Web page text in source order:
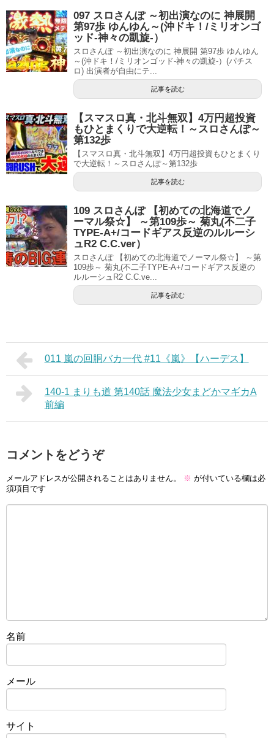
097 スロさんぽ ～初出演なのに 神展開
第97歩 ゆんゆん～(沖ドキ！/ミリオンゴ
ッド-神々の凱旋-）
スロさんぽ ～初出演なのに 神展開 第97歩 ゆんゆん
～(沖ドキ！/ミリオンゴッド-神々の凱旋-）(パチス
ロ) 出演者が自由にテ...
記事を読む
【スマスロ真・北斗無双】4万円超投資
もひとまくりで大逆転！～スロさんぽ～
第132歩
【スマスロ真・北斗無双】4万円超投資もひとまくり
で大逆転！～スロさんぽ～第132歩
記事を読む
109 スロさんぽ 【初めての北海道でノ
ーマル祭☆】 ～第109歩～ 菊丸(不二子
TYPE-A+/コードギアス反逆のルルーシ
ュR2 C.C.ver）
スロさんぽ 【初めての北海道でノーマル祭☆】 ～第
109歩～ 菊丸(不二子TYPE-A+/コードギアス反逆の
ルルーシュR2 C.C.ve...
記事を読む
011 嵐の回胴バカ一代 #11《嵐》【ハーデス】
140-1 まりも道 第140話 魔法少女まどかマギカA
前編
コメントをどうぞ
メールアドレスが公開されることはありません。 ※ が付いている欄は必
須項目です
名前
メール
サイト